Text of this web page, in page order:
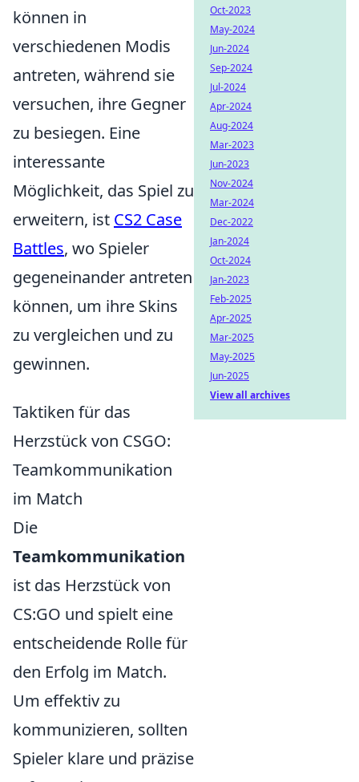
können in
verschiedenen Modis
antreten, während sie
versuchen, ihre Gegner
zu besiegen. Eine
interessante
Möglichkeit, das Spiel zu
erweitern, ist CS2 Case
Battles, wo Spieler
gegeneinander antreten
können, um ihre Skins
zu vergleichen und zu
gewinnen.
Taktiken für das
Herzstück von CSGO:
Teamkommunikation
im Match
Die
Teamkommunikation
ist das Herzstück von
CS:GO und spielt eine
entscheidende Rolle für
den Erfolg im Match.
Um effektiv zu
kommunizieren, sollten
Spieler klare und präzise
Oct-2023
May-2024
Jun-2024
Sep-2024
Jul-2024
Apr-2024
Aug-2024
Mar-2023
Jun-2023
Nov-2024
Mar-2024
Dec-2022
Jan-2024
Oct-2024
Jan-2023
Feb-2025
Apr-2025
Mar-2025
May-2025
Jun-2025
View all archives